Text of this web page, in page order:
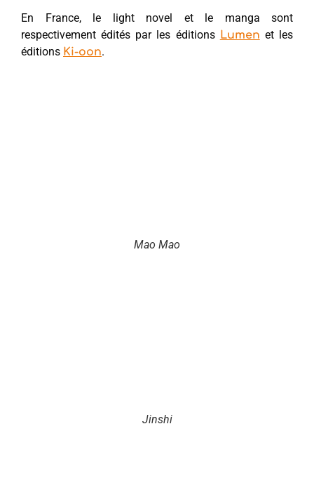
En France, le light novel et le manga sont
respectivement édités par les éditions Lumen et les
éditions Ki-oon.
Mao Mao
Jinshi